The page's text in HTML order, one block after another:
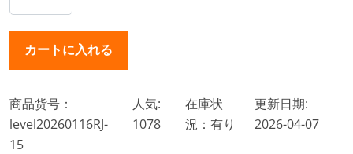
商品货号：
level20260116RJ-
15
人気:
1078
在庫状
況：有り
更新日期:
2026-04-07